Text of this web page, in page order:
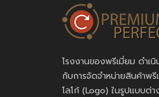
โรงงานของพรีเมี่ยม ดำเนิ
กับการจัดจำหน่ายสินค้าพ
โลโก้ (Logo) ในรูปแบบต่